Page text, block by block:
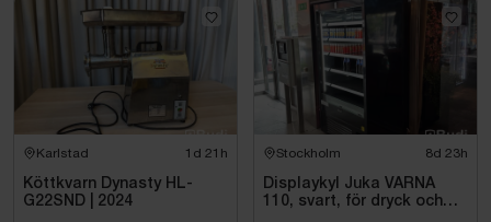
Karlstad 1d 21h
Köttkvarn Dynasty HL-
G22SND | 2024
Stockholm 8d 23h
Displaykyl Juka VARNA
110, svart, för dryck och